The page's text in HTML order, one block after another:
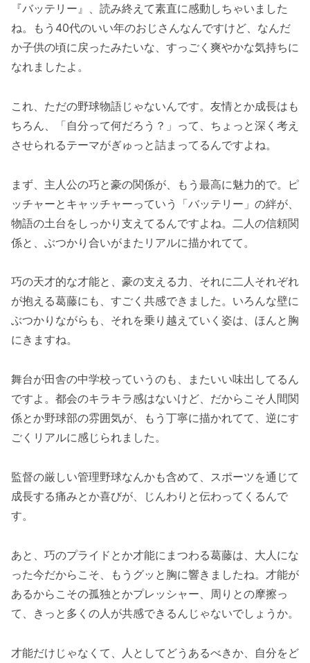
『バッテリー』、読み終えて素直に感動しちゃいました
ね。もう40代のいい年のおじさんなんですけど、なんだ
か子供の頃に戻ったみたいな、すっごく爽やかな気持ちに
なれましたよ。
これ、ただの野球物語じゃないんです。友情とか成長はも
ちろん、「自分って何だろう？」って、ちょっと深く考え
させられるテーマがぎゅっと詰まってるんですよね。
まず、主人公の巧と豪の関係が、もう最高に魅力的で。ピ
ッチャーとキャッチャーっていう「バッテリー」の絆が、
物語の土台をしっかり支えてるんですよね。二人の信頼関
係と、ぶつかり合いがまたリアルに描かれてて。
巧の天才的な才能と、豪の支える力、それに二人それぞれ
が抱える葛藤にも、すごく共感できました。いろんな壁に
ぶつかりながらも、それを乗り越えていく姿は、ほんと胸
にきますね。
舞台が田舎の中学校っていうのも、またいい味出してるん
ですよ。都会のキラキラ感はないけど、だからこそ人間関
係とか野球部の雰囲気が、もう丁寧に描かれてて、逆にす
ごくリアルに感じられました。
監督の厳しい管理野球なんかも含めて、スポーツを通じて
成長する痛みとか喜びが、じんわりと伝わってくるんで
す。
あと、巧のプライドとか才能にまつわる葛藤は、大人にな
った今だからこそ、もうグッと胸に響きましたね。才能が
あるからこその孤独とかプレッシャー、周りとの摩擦っ
て、きっと多くの人が共感できるんじゃないでしょうか。
才能だけじゃなくて、人としてどうあるべきか、自分をど